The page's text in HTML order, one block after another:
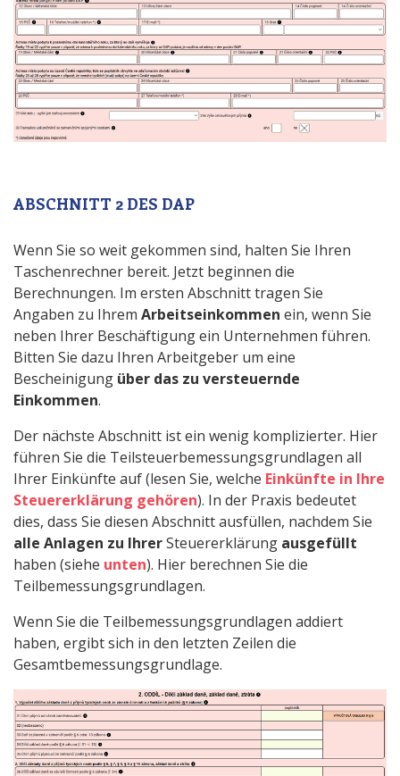
ABSCHNITT 2 DES DAP
Wenn Sie so weit gekommen sind, halten Sie Ihren
Taschenrechner bereit. Jetzt beginnen die
Berechnungen. Im ersten Abschnitt tragen Sie
Angaben zu Ihrem Arbeitseinkommen ein, wenn Sie
neben Ihrer Beschäftigung ein Unternehmen führen.
Bitten Sie dazu Ihren Arbeitgeber um eine
Bescheinigung über das zu versteuernde
Einkommen.
Der nächste Abschnitt ist ein wenig komplizierter. Hier
führen Sie die Teilsteuerbemessungsgrundlagen all
Ihrer Einkünfte auf (lesen Sie, welche Einkünfte in Ihre
Steuererklärung gehören). In der Praxis bedeutet
dies, dass Sie diesen Abschnitt ausfüllen, nachdem Sie
alle Anlagen zu IhrerSteuererklärung ausgefüllt
haben (siehe unten). Hier berechnen Sie die
Teilbemessungsgrundlagen.
Wenn Sie die Teilbemessungsgrundlagen addiert
haben, ergibt sich in den letzten Zeilen die
Gesamtbemessungsgrundlage.